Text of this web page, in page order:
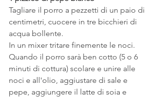
Tagliare il porro a pezzetti di un paio di
centimetri, cuocere in tre bicchieri di
acqua bollente.
In un mixer tritare finemente le noci.
Quando il porro sarà ben cotto (5 o 6
minuti di cottura) scolare e unire alle
noci e all'olio, aggiustare di sale e
pepe, aggiungere il latte di soia e